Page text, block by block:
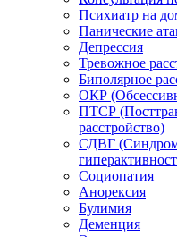
Психиатр на
Панические
Депрессия
Тревожное
Биполярное
ОКР
ПТСР
расстройство)
СДВГ
Социопатия
Анорексия
Булимия
Деменция